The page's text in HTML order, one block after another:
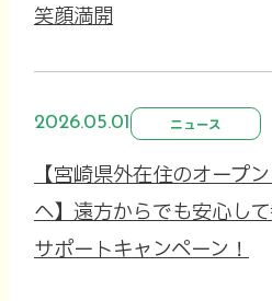
笑顔満開
2026.05.01 ニュース
【宮崎県外在住のオープ
へ】遠方からでも安心し
サポートキャンペーン！